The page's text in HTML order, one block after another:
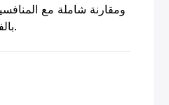
ومقارنة شاملة مع
بالفعل على طرق الإمارات.